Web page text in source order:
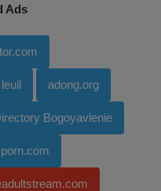
Ads
adong.org
Bogoyavlenie